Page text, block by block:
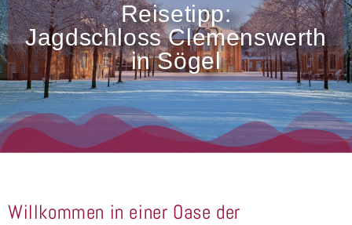
Reisetipp:
Jagdschloss Clemenswerth
in Sögel
Willkommen in einer Oase der